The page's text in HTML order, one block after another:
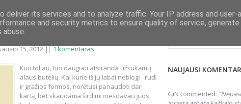
PAKARTOTINA REINKARNACIJA
15, 2012 ||1 komentaras
Kuo toliau, tuo daugiau atsiranda užsukamų
alaus butelių. Kai kurie iš jų labai neblogi - rudi
ir gražios formos, norėtųsi panaudoti dar
kartą, bet skaudama širdimi mesdavau juos
Ieškokite šiame
NAUJAUSI
GiN commented:
deliver its services and to analyze traffic. Your IP address and user-
and security metrics to ensure quality of service, generate